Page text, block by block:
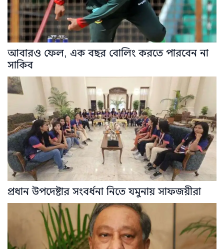
আবারও ফেল, এক বছর বোলিং করতে পারবেন না
সাকিব
প্রধান উপদেষ্টার সংবর্ধনা নিতে যমুনায় সাফজয়ীরা